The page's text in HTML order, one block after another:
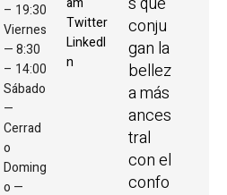
– 19:30
Viernes
— 8:30
– 14:00
Sábado
—
Cerrad
o
Doming
o —
Twitter
LinkedI
n
conju
gan la
bellez
a más
ances
tral
con el
confo